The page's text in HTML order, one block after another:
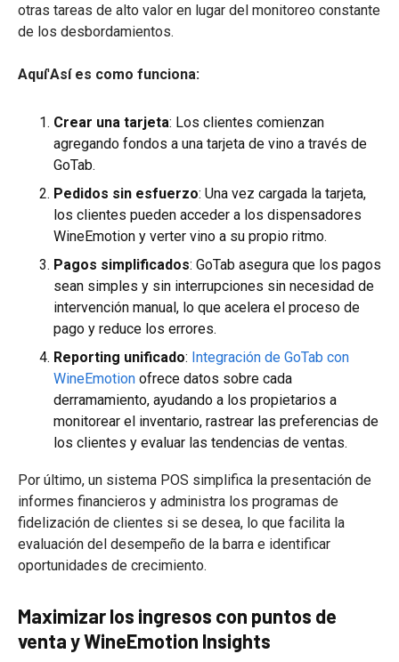
otras tareas de alto valor en lugar del monitoreo constante
de los desbordamientos.
Aquí'Así es como funciona:
Crear una tarjeta: Los clientes comienzan
agregando fondos a una tarjeta de vino a través de
GoTab.
Pedidos sin esfuerzo: Una vez cargada la tarjeta,
los clientes pueden acceder a los dispensadores
WineEmotion y verter vino a su propio ritmo.
Pagos simplificados: GoTab asegura que los pagos
sean simples y sin interrupciones sin necesidad de
intervención manual, lo que acelera el proceso de
pago y reduce los errores.
Reporting unificado: Integración de GoTab con
WineEmotion ofrece datos sobre cada
derramamiento, ayudando a los propietarios a
monitorear el inventario, rastrear las preferencias de
los clientes y evaluar las tendencias de ventas.
Por último, un sistema POS simplifica la presentación de
informes financieros y administra los programas de
fidelización de clientes si se desea, lo que facilita la
evaluación del desempeño de la barra e identificar
oportunidades de crecimiento.
Maximizar los ingresos con puntos de
venta y WineEmotion Insights